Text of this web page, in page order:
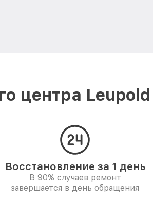
центра
Восстановление за 1 день
В 90% случаев ремонт
завершается в день обращения